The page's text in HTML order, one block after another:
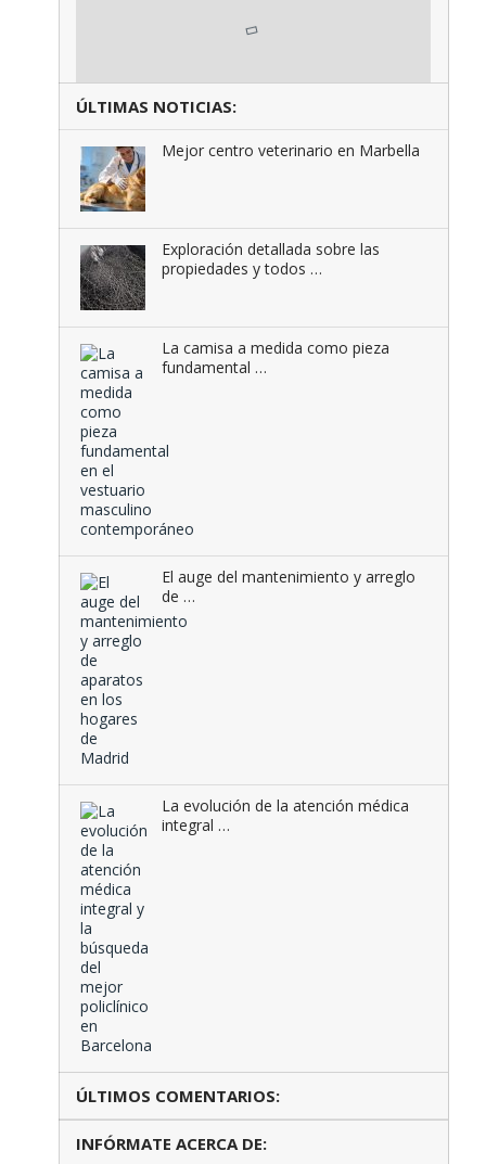
ÚLTIMAS NOTICIAS:
Mejor centro veterinario en Marbella
Exploración detallada sobre las
propiedades y todos …
La camisa a medida como pieza
fundamental …
El auge del mantenimiento y arreglo
de …
La evolución de la atención médica
integral …
ÚLTIMOS COMENTARIOS:
INFÓRMATE ACERCA DE: